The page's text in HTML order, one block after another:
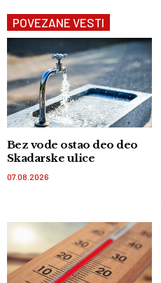
POVEZANE VESTI
Bez vode ostao deo deo
Skadarske ulice
07.08.2026